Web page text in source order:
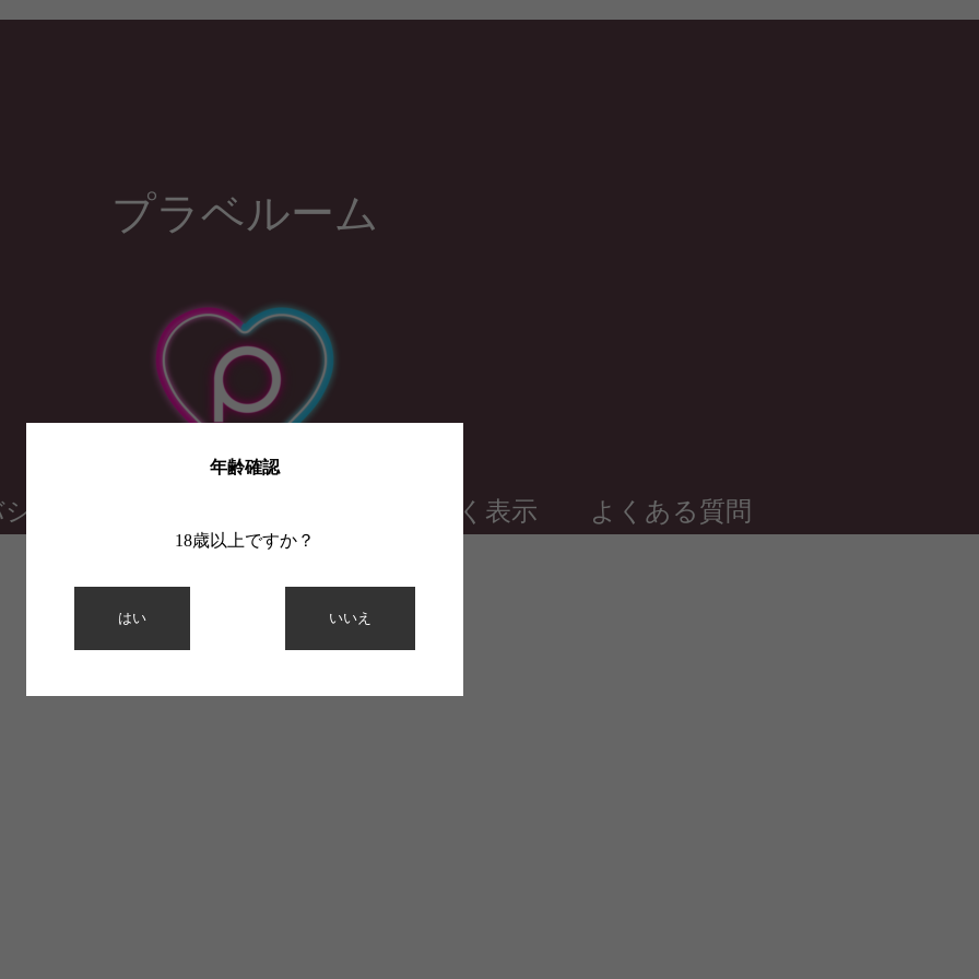
年齢確認
18歳以上ですか？
はい いいえ
プラベルーム
ーポリシー 特定商取引法に基づく表示 よくある質問